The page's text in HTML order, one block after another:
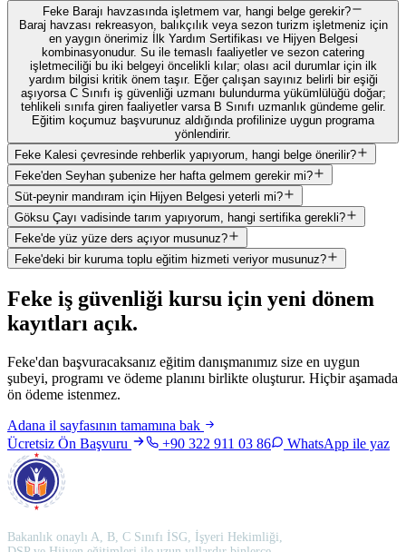
Feke Barajı havzasında işletmem var, hangi belge gerekir?
Baraj havzası rekreasyon, balıkçılık veya sezon turizm işletmeniz için
en yaygın önerimiz İlk Yardım Sertifikası ve Hijyen Belgesi
kombinasyonudur. Su ile temaslı faaliyetler ve sezon catering
işletmeciliği bu iki belgeyi öncelikli kılar; olası acil durumlar için ilk
yardım bilgisi kritik önem taşır. Eğer çalışan sayınız belirli bir eşiği
aşıyorsa C Sınıfı iş güvenliği uzmanı bulundurma yükümlülüğü doğar;
tehlikeli sınıfa giren faaliyetler varsa B Sınıfı uzmanlık gündeme gelir.
Eğitim koçumuz başvurunuz aldığında profilinize uygun programa
yönlendirir.
Feke Kalesi çevresinde rehberlik yapıyorum, hangi belge önerilir?
Feke'den Seyhan şubenize her hafta gelmem gerekir mi?
Süt-peynir mandıram için Hijyen Belgesi yeterli mi?
Göksu Çayı vadisinde tarım yapıyorum, hangi sertifika gerekli?
Feke'de yüz yüze ders açıyor musunuz?
Feke'deki bir kuruma toplu eğitim hizmeti veriyor musunuz?
Feke iş güvenliği kursu için yeni dönem
kayıtları açık.
Feke'dan başvuracaksanız eğitim danışmanımız size en uygun
şubeyi, programı ve ödeme planını birlikte oluşturur. Hiçbir aşamada
ön ödeme istenmez.
Adana il sayfasının tamamına bak
Ücretsiz Ön Başvuru
+90 322 911 03 86 WhatsApp ile yaz
Bakanlık onaylı A, B, C Sınıfı İSG, İşyeri Hekimliği,